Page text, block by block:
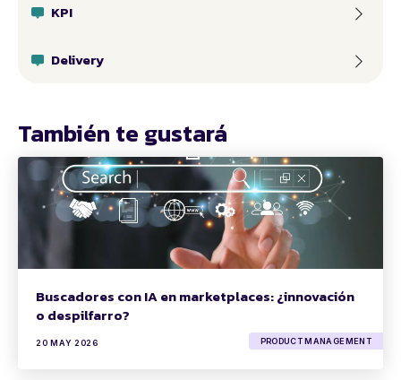
KPI
Delivery
También te gustará
Buscadores con IA en marketplaces: ¿innovación
o despilfarro?
20 MAY 2026 PRODUCT MANAGEMENT